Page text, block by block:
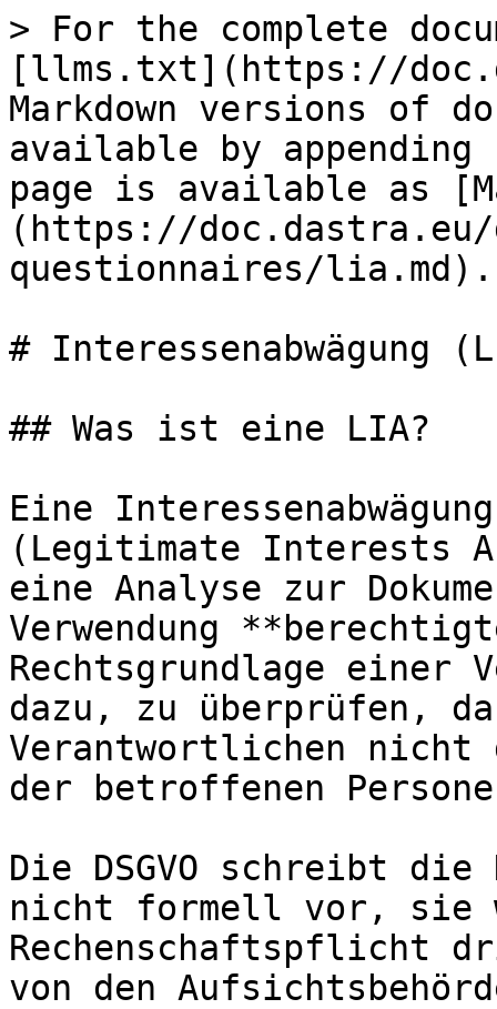
> For the complete
[llms.txt](https://
Markdown versions of
available by
page is available as
(https://
questionnaires/lia.md).
# Interessenabwägung
## Was ist eine LIA?
Eine
(Legitimate Interests
eine Analyse zur
Verwendung
Rechtsgrundlage einer
dazu, zu überprüfen,
Verantwortlichen nicht
der betroffenen
Die DSGVO schreibt
nicht formell vor, sie
Rechenschaftspflicht
von den